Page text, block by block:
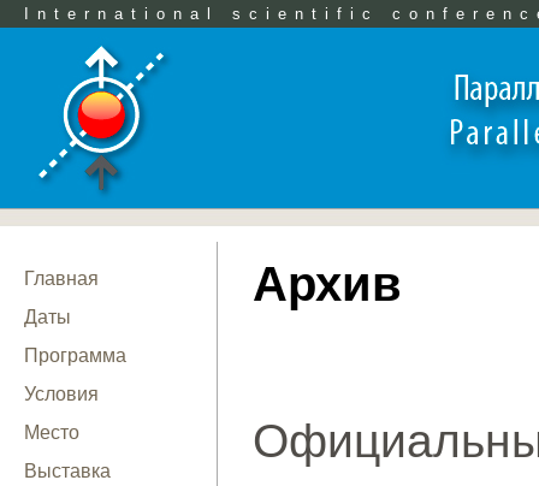
International scientific
Главная
Даты
Программа
Условия
Место
Выставка
Архив